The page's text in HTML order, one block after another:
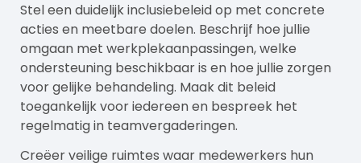
Stel een duidelijk inclusiebeleid op met concrete
acties en meetbare doelen. Beschrijf hoe jullie
omgaan met werkplekaanpassingen, welke
ondersteuning beschikbaar is en hoe jullie zorgen
voor gelijke behandeling. Maak dit beleid
toegankelijk voor iedereen en bespreek het
regelmatig in teamvergaderingen.
Creëer veilige ruimtes waar medewerkers hun